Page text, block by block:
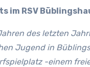
im RSV
des letzten
Jugend in
-einem